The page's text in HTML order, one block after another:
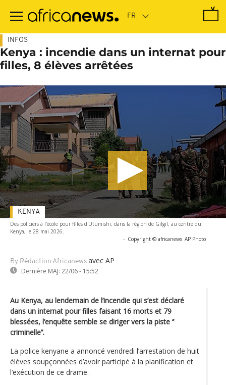
contenu
INFOS
Kenya : incendie dans un internat pour
filles, 8 élèves arrêtées
Des policiers à l'école pour filles d'Utumishi, dans la région de Gilgil, au centre du
Kenya, le 28 mai 2026.
- Copyright © africanews AP Photo
By Rédaction Africanews avec AP
Dernière MAJ: 22/06 - 15:52
KENYA
Au Kenya, au lendemain de l’incendie qui s’est déclaré
dans un internat pour filles faisant 16 morts et 79
blessées, l’enquête semble se diriger vers la piste ‘’
criminelle’’.
La police kenyane a annoncé vendredi l’arrestation de huit
élèves soupçonnées d’avoir participé à la planification et
l’exécution de ce drame.